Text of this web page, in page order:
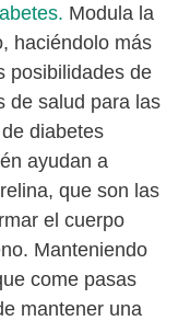
Modula la
haciéndolo más
posibilidades de
de salud para las
diabetes
ayudan a
que son las
el cuerpo
Manteniendo
come pasas
mantener una